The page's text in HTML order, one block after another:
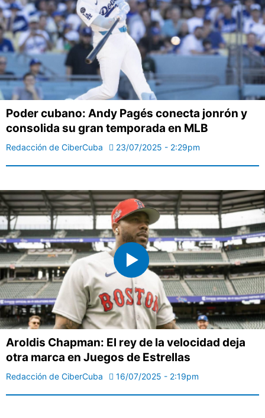
Poder cubano: Andy Pagés conecta jonrón y
consolida su gran temporada en MLB
Redacción de CiberCuba 23/07/2025 - 2:29pm
Aroldis Chapman: El rey de la velocidad deja
otra marca en Juegos de Estrellas
Redacción de CiberCuba 16/07/2025 - 2:19pm